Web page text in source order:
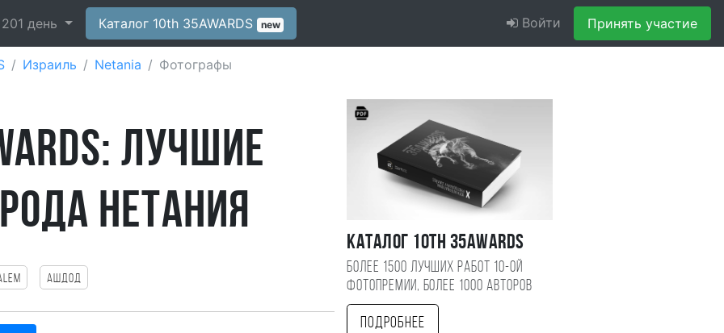
201 день Каталог 10th 35AWARDS new Войти Принять участие
Израиль Netania Фотографы
лучшие
Нетания
Ашдод
Каталог 10TH 35AWARDS
Более 1500 лучших работ 10-ой
фотопремии, более 1000 авторов
Подробнее